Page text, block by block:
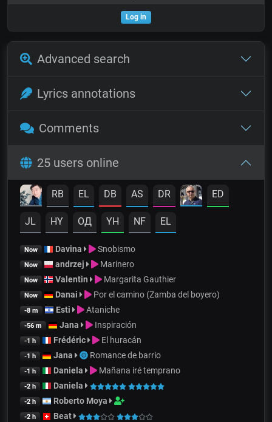
Log in
Advanced search
Lyrics annotations
Comments
25 users online
RB EL DB AS DR ED
JL HY OД YH NF EL
Now Davina Snobismo
Now andrzej Marinero
Now Valentin Margarita Gauthier
Now Danai Por el camino (Zamba del boyero)
-8 m Esti Ataniche
-56 m Jana Inspiración
-1 h Frédéric El huracán
-1 h Jana Romance de barrio
-1 h Daniela Mañana iré temprano
-2 h Daniela
-2 h Roberto Moya
-2 h Beat